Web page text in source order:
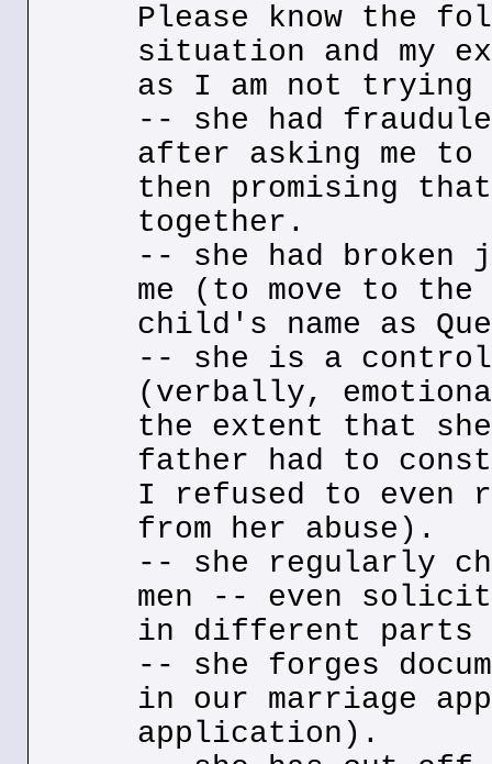
Please know the
situation and my
as I am not
-- she had
after asking me
then promising
together.
-- she had broken
me (to move to the
child's name as
-- she is a
(verbally,
the extent that
father had to
I refused to even
from her abuse).
-- she regularly
men -- even
in different parts
-- she forges
in our marriage
application).